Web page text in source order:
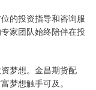
的投资指导和咨询服
家团队始终陪伴在投
梦想。金昌期货配
梦想触手可及。